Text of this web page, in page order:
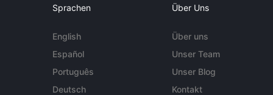
Sprachen
English
Español
Português
Deutsch
Über Uns
Über uns
Unser Team
Unser Blog
Kontakt